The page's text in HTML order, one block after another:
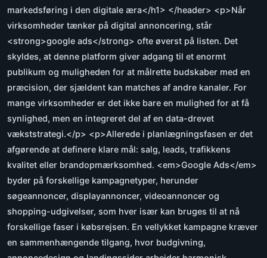
markedsføring i den digitale æra</h1> </header> <p>Når
virksomheder tænker på digital annoncering, står
<strong>google ads</strong> ofte øverst på listen. Det
skyldes, at denne platform giver adgang til et enormt
publikum og muligheden for at målrette budskaber med en
præcision, der sjældent kan matches af andre kanaler. For
mange virksomheder er det ikke bare en mulighed for at få
synlighed, men en integreret del af en data-drevet
vækststrategi.</p> <p>Allerede i planlægningsfasen er det
afgørende at definere klare mål: salg, leads, trafikkens
kvalitet eller brandopmærksomhed. <em>Google Ads</em>
byder på forskellige kampagnetyper, herunder
søgeannoncer, displayannoncer, videoannoncer og
shopping-udgivelser, som hver især kan bruges til at nå
forskellige faser i købsrejsen. En vellykket kampagne kræver
en sammenhængende tilgang, hvor budgivning,